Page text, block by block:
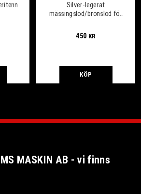
Silver-legerat
mässingslod/bronslod för
med mycket god flytbarhet.
450 KR
KÖP
MASKIN AB - vi finns